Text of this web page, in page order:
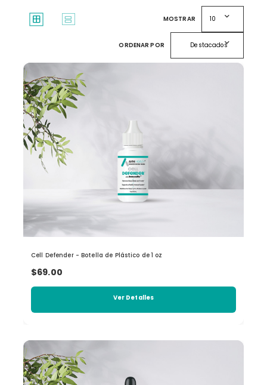
window splitscreen MOSTRAR 10 expand_more
ORDENAR POR Destacados
expand_more
Cell Defender - Botella de Plástico de 1 oz
$69.00
Ver Detalles